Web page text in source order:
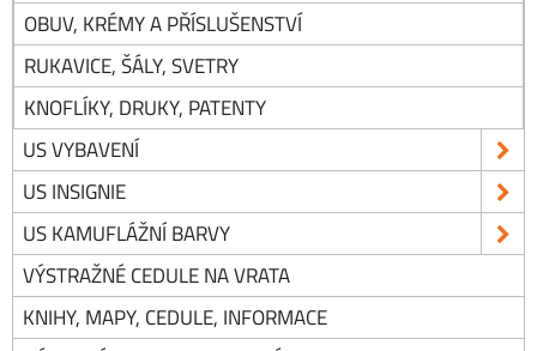
OBUV, KRÉMY A PŘÍSLUŠENSTVÍ
RUKAVICE, ŠÁLY, SVETRY
KNOFLÍKY, DRUKY, PATENTY
US VYBAVENÍ
US INSIGNIE
US KAMUFLÁŽNÍ BARVY
VÝSTRAŽNÉ CEDULE NA VRATA
KNIHY, MAPY, CEDULE, INFORMACE